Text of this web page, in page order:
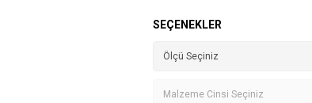
SEÇENEKLER